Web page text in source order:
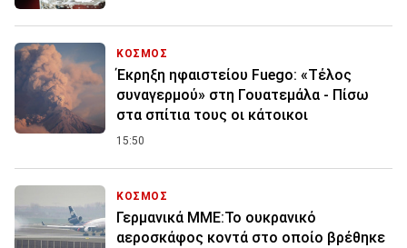
ΚΟΣΜΟΣ
Έκρηξη ηφαιστείου Fuego: «Τέλος
συναγερμού» στη Γουατεμάλα - Πίσω
στα σπίτια τους οι κάτοικοι
15:50
ΚΟΣΜΟΣ
Γερμανικά ΜΜΕ:Το ουκρανικό
αεροσκάφος κοντά στο οποίο βρέθηκε